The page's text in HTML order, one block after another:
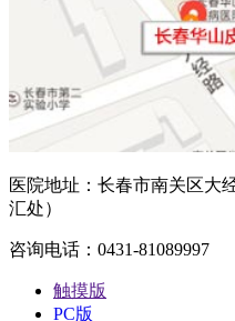
医院地址：长春市南关区大
汇处）
咨询电话：0431-81089997
触摸版
PC版